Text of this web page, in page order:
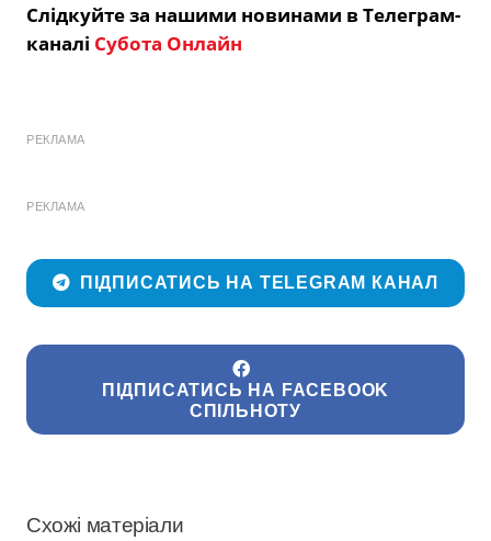
Слідкуйте за нашими новинами в Телеграм-
каналі Субота Онлайн
РЕКЛАМА
РЕКЛАМА
ПІДПИСАТИСЬ НА TELEGRAM КАНАЛ
ПІДПИСАТИСЬ НА FACEBOOK
СПІЛЬНОТУ
Схожі матеріали